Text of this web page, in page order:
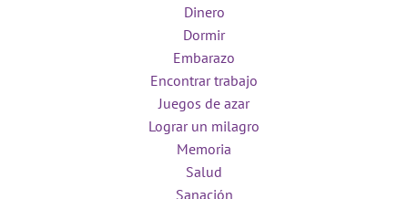
Dinero
Dormir
Embarazo
Encontrar trabajo
Juegos de azar
Lograr un milagro
Memoria
Salud
Sanación